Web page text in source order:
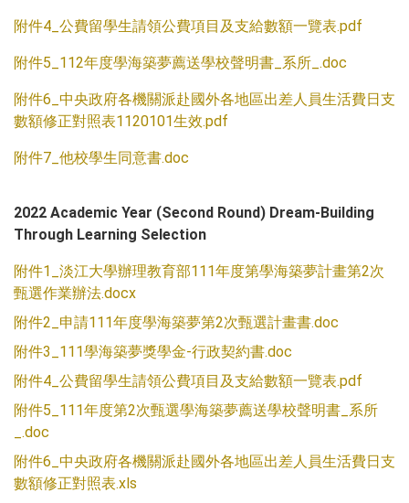
附件4_公費留學生請領公費項目及支給數額一覽表.pdf
附件5_112年度學海築夢薦送學校聲明書_系所_.doc
附件6_中央政府各機關派赴國外各地區出差人員生活費日支
數額修正對照表1120101生效.pdf
附件7_他校學生同意書.doc
2022 Academic Year (Second Round) Dream-Building
Through Learning Selection
附件1_淡江大學辦理教育部111年度第學海築夢計畫第2次
甄選作業辦法.docx
附件2_申請111年度學海築夢第2次甄選計畫書.doc
附件3_111學海築夢獎學金-行政契約書.doc
附件4_公費留學生請領公費項目及支給數額一覽表.pdf
附件5_111年度第2次甄選學海築夢薦送學校聲明書_系所
_.doc
附件6_中央政府各機關派赴國外各地區出差人員生活費日支
數額修正對照表.xls